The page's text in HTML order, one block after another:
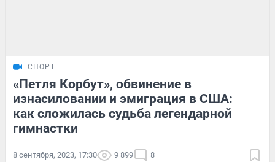
СПОРТ
«Петля Корбут», обвинение в
изнасиловании и эмиграция в США:
как сложилась судьба легендарной
гимнастки
8 сентября, 2023, 17:30 9 899 8